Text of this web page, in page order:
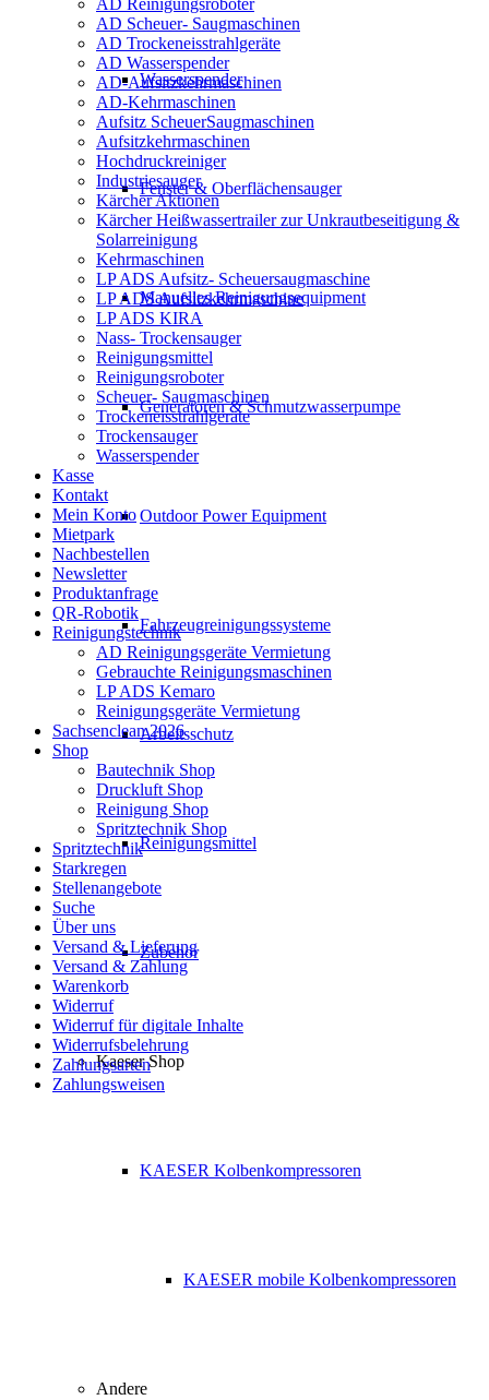
Wasserspender
Fenster & Oberflächensauger
Manuelles Reinigungsequipment
Generatoren & Schmutzwasserpumpe
Outdoor Power Equipment
Fahrzeugreinigungssysteme
Arbeitsschutz
Reinigungsmittel
Zubehör
Kaeser Shop
KAESER Kolbenkompressoren
KAESER mobile Kolbenkompressoren
Andere
AD Reinigungsroboter
AD Scheuer- Saugmaschinen
AD Trockeneisstrahlgeräte
AD Wasserspender
AD-Aufsitzkehrmaschinen
AD-Kehrmaschinen
Aufsitz ScheuerSaugmaschinen
Aufsitzkehrmaschinen
Hochdruckreiniger
Industriesauger
Kärcher Aktionen
Kärcher Heißwassertrailer zur Unkrautbeseitigung &
Solarreinigung
Kehrmaschinen
LP ADS Aufsitz- Scheuersaugmaschine
LP ADS Aufsitzkehrmaschine
LP ADS KIRA
Nass- Trockensauger
Reinigungsmittel
Reinigungsroboter
Scheuer- Saugmaschinen
Trockeneisstrahlgeräte
Trockensauger
Wasserspender
Kasse
Kontakt
Mein Konto
Mietpark
Nachbestellen
Newsletter
Produktanfrage
QR-Robotik
Reinigungstechnik
AD Reinigungsgeräte Vermietung
Gebrauchte Reinigungsmaschinen
LP ADS Kemaro
Reinigungsgeräte Vermietung
Sachsenclean 2026
Shop
Bautechnik Shop
Druckluft Shop
Reinigung Shop
Spritztechnik Shop
Spritztechnik
Starkregen
Stellenangebote
Suche
Über uns
Versand & Lieferung
Versand & Zahlung
Warenkorb
Widerruf
Widerruf für digitale Inhalte
Widerrufsbelehrung
Zahlungsarten
Zahlungsweisen